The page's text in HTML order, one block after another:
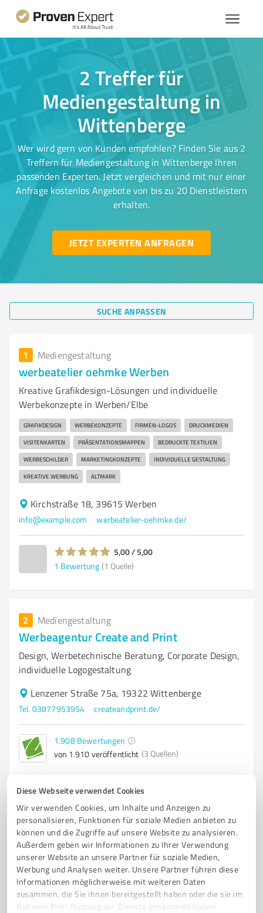
Diese Webseite verwendet Cookies
Wir verwenden Cookies, um Inhalte und Anzeigen zu
personalisieren, Funktionen für soziale Medien anbieten zu
können und die Zugriffe auf unsere Website zu analysieren.
Außerdem geben wir Informationen zu Ihrer Verwendung
unserer Website an unsere Partner für soziale Medien,
Werbung und Analysen weiter. Unsere Partner führen diese
Informationen möglicherweise mit weiteren Daten
zusammen, die Sie ihnen bereitgestellt haben oder die sie im
Rahmen Ihrer Nutzung der Dienste gesammelt haben.
2 Treffer für
Mediengestaltung in
Wittenberge
Wer wird gern von Kunden empfohlen? Finden Sie aus 2
Treffern für Mediengestaltung in Wittenberge Ihren
passenden Experten. Jetzt vergleichen und mit nur einer
Anfrage kostenlos Angebote von bis zu 20 Dienstleistern
erhalten.
JETZT EXPERTEN ANFRAGEN
SUCHE ANPASSEN
1 Mediengestaltung
werbeatelier oehmke Werben
Kreative Grafikdesign-Lösungen und individuelle
Werbekonzepte in Werben/Elbe
GRAFIKDESIGN WERBEKONZEPTE FIRMEN-LOGOS DRUCKMEDIEN
VISITENKARTEN PRÄSENTATIONSMAPPEN BEDRUCKTE TEXTILIEN
WERBESCHILDER MARKETINGKONZEPTE INDIVIDUELLE GESTALTUNG
KREATIVE WERBUNG ALTMARK
Kirchstraße 18, 39615 Werben
info@example.com werbeatelier-oehmke.de/
5,00 / 5,00
1 Bewertung (1 Quelle)
2 Mediengestaltung
Werbeagentur Create and Print
Design, Werbetechnische Beratung, Corporate Design,
individuelle Logogestaltung
Lenzener Straße 75a, 19322 Wittenberge
Tel. 03877953954 createandprint.de/
1.908 Bewertungen
von 1.910 veröffentlicht (3 Quellen)
Sie möchten auch hier gelistet werden?